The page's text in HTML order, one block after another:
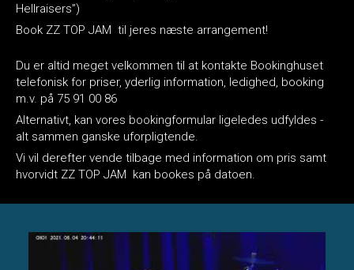
Hellraisers”)
Book ZZ TOP JAM til jeres næste arrangement!
Du er altid meget velkommen til at kontakte Bookinghuset
telefonisk for priser, yderlig information, ledighed, booking
m.v. på 75 91 00 86
Alternativt, kan vores bookingformular ligeledes udfyldes -
alt sammen ganske uforpligtende.
Vi vil derefter vende tilbage med information om pris samt
hvorvidt ZZ TOP JAM kan bookes på datoen.